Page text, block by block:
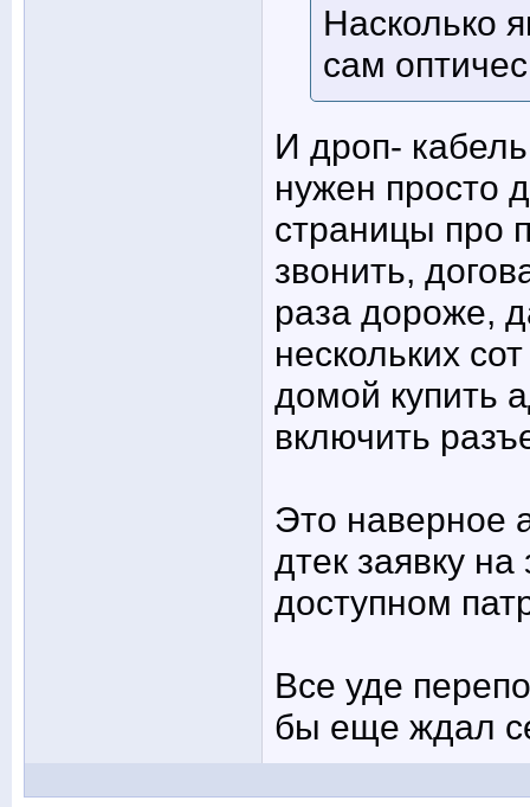
Насколько
сам
И дроп-
нужен просто
страницы про
звонить,
раза дороже,
нескольких
домой купить
включить
Это наверное
дтек заявку
доступном
Все уде
бы еще ждал